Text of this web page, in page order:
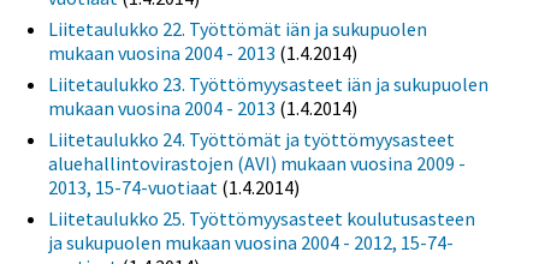
Liitetaulukko 22. Työttömät iän ja sukupuolen
mukaan vuosina 2004 - 2013 (1.4.2014)
Liitetaulukko 23. Työttömyysasteet iän ja sukupuolen
mukaan vuosina 2004 - 2013 (1.4.2014)
Liitetaulukko 24. Työttömät ja työttömyysasteet
aluehallintovirastojen (AVI) mukaan vuosina 2009 -
2013, 15-74-vuotiaat (1.4.2014)
Liitetaulukko 25. Työttömyysasteet koulutusasteen
ja sukupuolen mukaan vuosina 2004 - 2012, 15-74-